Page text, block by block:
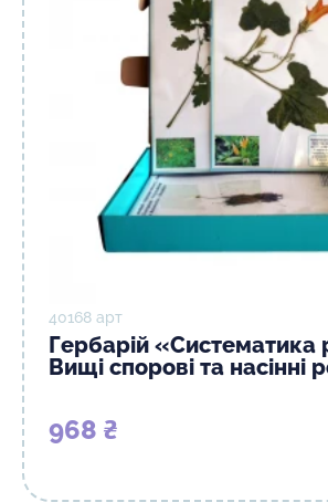
40168 арт
Гербарій «Систематика
Вищі спорові та насінні
968 ₴